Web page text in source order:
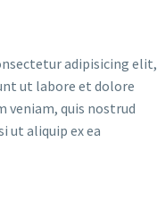
adipisicing elit,
ut labore et dolore
veniam, quis nostrud
ut aliquip ex ea